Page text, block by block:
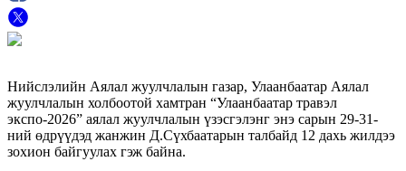
Нийслэлийн Аялал жуулчлалын газар, Улаанбаатар Аялал
жуулчлалын холбоотой хамтран “Улаанбаатар травэл
экспо-2026” аялал жуулчлалын үзэсгэлэнг энэ сарын 29-31-
ний өдрүүдэд жанжин Д.Сүхбаатарын талбайд 12 дахь жилдээ
зохион байгуулах гэж байна.